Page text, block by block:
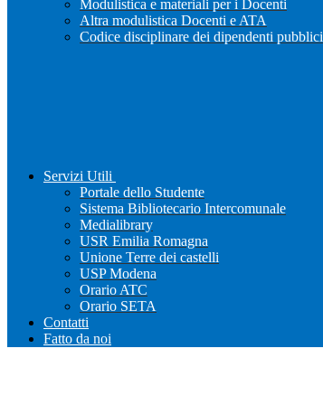
Modulistica e materiali per i Docenti
Altra modulistica Docenti e ATA
Codice disciplinare dei dipendenti pubblici
Servizi Utili
Portale dello Studente
Sistema Bibliotecario Intercomunale
Medialibrary
USR Emilia Romagna
Unione Terre dei castelli
USP Modena
Orario ATC
Orario SETA
Contatti
Fatto da noi